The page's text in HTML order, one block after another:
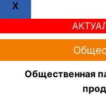
X
Общественная